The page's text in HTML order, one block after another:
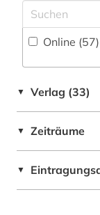
Estland (1)
Online (57)
▼ Verlag (33)
▼ Zeiträume
▼